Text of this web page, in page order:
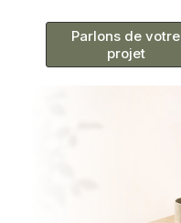
Parlons de votre
projet